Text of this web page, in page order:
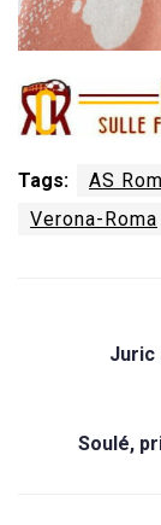
Tags: AS
Verona-Roma
Juric
Soulé,